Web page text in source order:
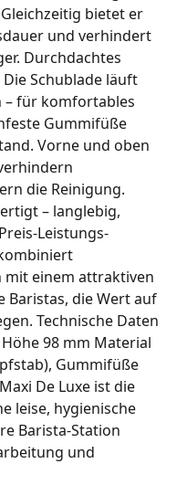
bietet er
und verhindert
Durchdachtes
Schublade läuft
– für komfortables
Gummifüße
Vorne und oben
die Reinigung.
– langlebig,
Leistungs-
mit einem attraktiven
Baristas, die Wert auf
Technische Daten
98 mm Material
Gummifüße
De Luxe ist die
leise, hygienische
Barista-Station
und